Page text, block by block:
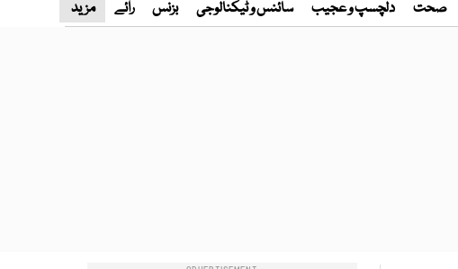
صحت دلچسپ و عجیب سائنس و ٹیکنالوجی بزنس رائے مزید